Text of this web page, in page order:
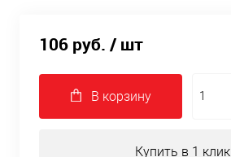
106 руб. / шт
В корзину
Купить в 1 клик